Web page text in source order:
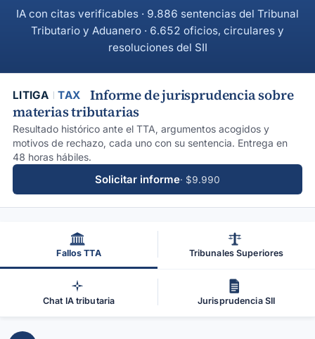
IA con citas verificables · 9.886 sentencias del Tribunal
Tributario y Aduanero · 6.652 oficios, circulares y
resoluciones del SII
LITIGA TAX
Informe de jurisprudencia sobre
materias tributarias
Resultado histórico ante el TTA, argumentos acogidos y
motivos de rechazo, cada uno con su sentencia. Entrega en
48 horas hábiles.
Solicitar informe· $9.990
Fallos TTA Tribunales Superiores
Chat IA tributaria Jurisprudencia SII